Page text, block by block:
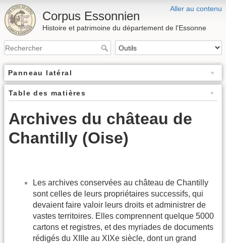
Aller au contenu
Corpus Essonnien
Histoire et patrimoine du département de l'Essonne
Panneau latéral
Table des matières
Archives du château de
Chantilly (Oise)
Les archives conservées au château de Chantilly
sont celles de leurs propriétaires successifs, qui
devaient faire valoir leurs droits et administrer de
vastes territoires. Elles comprennent quelque 5000
cartons et registres, et des myriades de documents
rédigés du XIIIe au XIXe siècle, dont un grand